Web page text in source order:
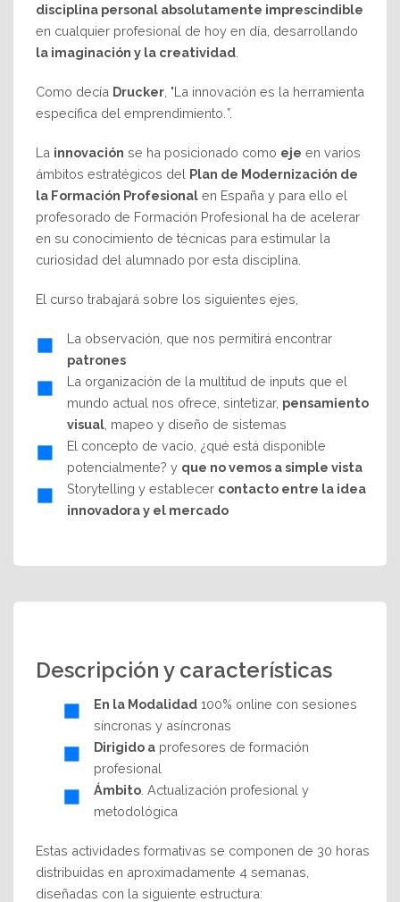
disciplina personal absolutamente imprescindible
en cualquier profesional de hoy en día, desarrollando
la imaginación y la creatividad
Como decía Drucker , "La innovación es la herramienta
específica del emprendimiento. ”.
La innovación se ha posicionado como eje en varios
ámbitos estratégicos del Plan de Modernización de
la Formación Profesional en España y para ello el
profesorado de Formación Profesional ha de acelerar
en su conocimiento de técnicas para estimular la
curiosidad del alumnado por esta disciplina.
El curso trabajará sobre los siguientes ejes,
La observación, que nos permitirá encontrar
patrones
La organización de la multitud de inputs que el
mundo actual nos ofrece, sintetizar, pensamiento
visual , mapeo y diseño de sistemas
El concepto de vacío, ¿qué está disponible
potencialmente? y que no vemos a simple vista
Storytelling y establecer contacto entre la idea
innovadora y el mercado
Descripción y características
En la Modalidad 100% online con sesiones
síncronas y asíncronas
Dirigido a profesores de formación
profesional
Ámbito . Actualización profesional y
metodológica
Estas actividades formativas se componen de 30 horas
distribuidas en aproximadamente 4 semanas,
diseñadas con la siguiente estructura: